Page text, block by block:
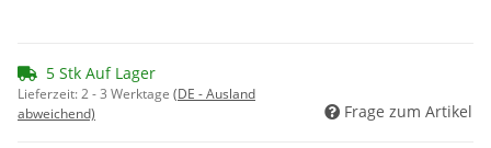
5 Stk Auf Lager
Lieferzeit:2 - 3 Werktage (DE - Ausland
abweichend)
Frage zum Artikel